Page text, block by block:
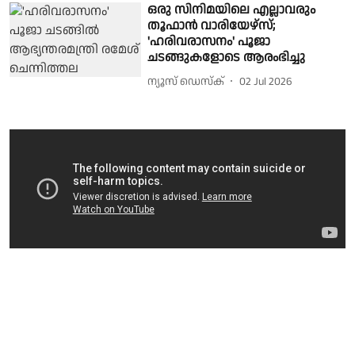
ഒരു സിനിമയിലെ എല്ലാവരും
തൂഫാൻ വാരിയേഴ്‌സ്;
'ഹരിവരാസനം' പൂജാ
ചടങ്ങുകളോടെ ആരംഭിച്ചു
ന്യൂസ് ഡെസ്ക് 02 Jul 2026